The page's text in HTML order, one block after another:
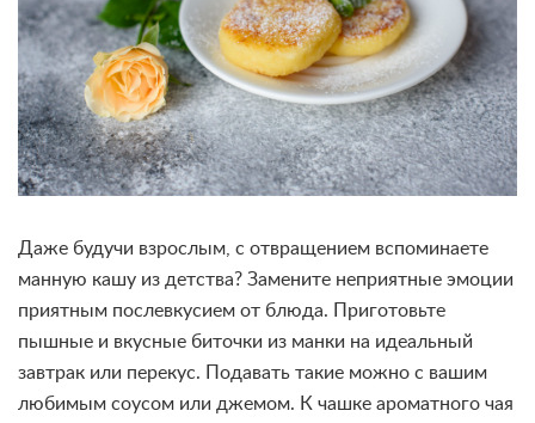
Даже будучи взрослым, с отвращением вспоминаете
манную кашу из детства? Замените неприятные эмоции
приятным послевкусием от блюда. Приготовьте
пышные и вкусные биточки из манки на идеальный
завтрак или перекус. Подавать такие можно с вашим
любимым соусом или джемом. К чашке ароматного чая